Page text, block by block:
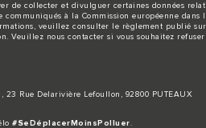
de collecter et divulguer certaines données
à la Commission européenne
veuillez consulter le règlement publié
Veuillez nous contacter si vous souhaitez
23 Rue Delarivière Lefoullon, 92800 PUTEAUX
#SeDéplacerMoinsPolluer